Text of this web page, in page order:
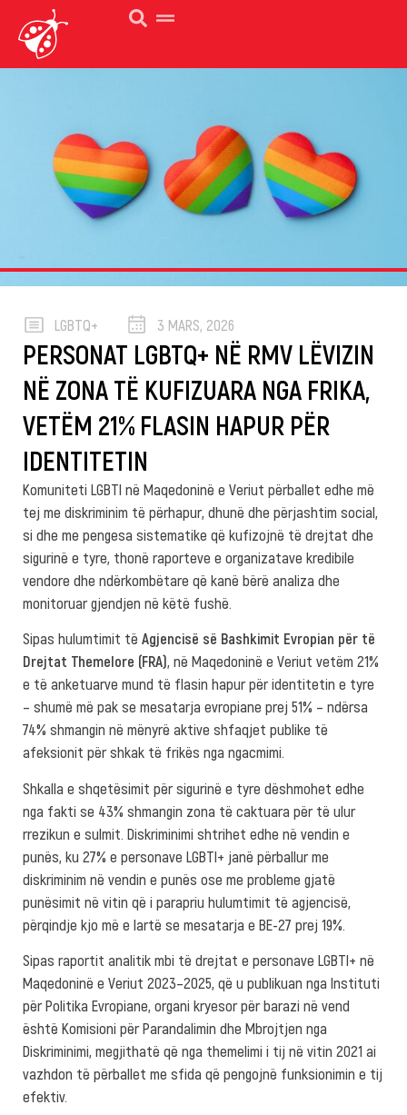
LGBTQ+ 3 MARS, 2026
PERSONAT LGBTQ+ NË RMV LËVIZIN
NË ZONA TË KUFIZUARA NGA FRIKA,
VETËM 21% FLASIN HAPUR PËR
IDENTITETIN
Komuniteti LGBTI në Maqedoninë e Veriut përballet edhe më
tej me diskriminim të përhapur, dhunë dhe përjashtim social,
si dhe me pengesa sistematike që kufizojnë të drejtat dhe
sigurinë e tyre, thonë raporteve e organizatave kredibile
vendore dhe ndërkombëtare që kanë bërë analiza dhe
monitoruar gjendjen në këtë fushë.
Sipas hulumtimit të Agjencisë së Bashkimit Evropian për të
Drejtat Themelore (FRA), në Maqedoninë e Veriut vetëm 21%
e të anketuarve mund të flasin hapur për identitetin e tyre
– shumë më pak se mesatarja evropiane prej 51% – ndërsa
74% shmangin në mënyrë aktive shfaqjet publike të
afeksionit për shkak të frikës nga ngacmimi.
Shkalla e shqetësimit për sigurinë e tyre dëshmohet edhe
nga fakti se 43% shmangin zona të caktuara për të ulur
rrezikun e sulmit. Diskriminimi shtrihet edhe në vendin e
punës, ku 27% e personave LGBTI+ janë përballur me
diskriminim në vendin e punës ose me probleme gjatë
punësimit në vitin që i parapriu hulumtimit të agjencisë,
përqindje kjo më e lartë se mesatarja e BE-27 prej 19%.
Sipas raportit analitik mbi të drejtat e personave LGBTI+ në
Maqedoninë e Veriut 2023–2025, që u publikuan nga Instituti
për Politika Evropiane, organi kryesor për barazi në vend
është Komisioni për Parandalimin dhe Mbrojtjen nga
Diskriminimi, megjithatë që nga themelimi i tij në vitin 2021 ai
vazhdon të përballet me sfida që pengojnë funksionimin e tij
efektiv.